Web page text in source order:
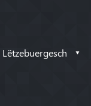
Lëtzebuergesch